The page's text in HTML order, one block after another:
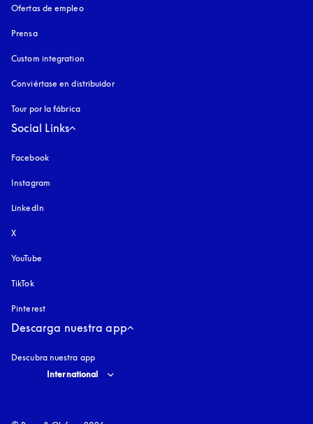
Ofertas de empleo
Prensa
Custom integration
Conviértase en distribuidor
Tour por la fábrica
Social Links
Facebook
Instagram
LinkedIn
X
YouTube
TikTok
Pinterest
Descarga nuestra app
Descubra nuestra app
Select country and language
International